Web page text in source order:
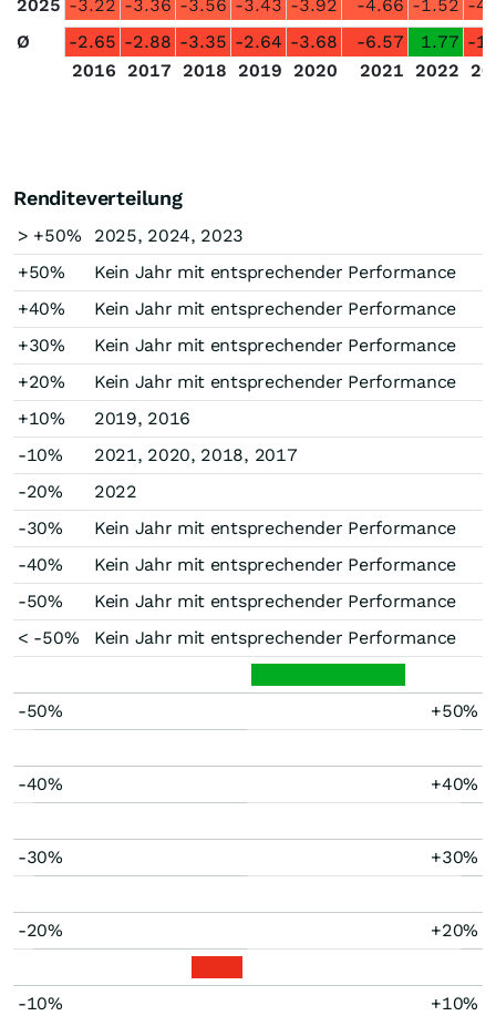
2025 -3.22 -3.36 -3.56 -3.43 -3.92 -4.66 -1.52 -
Ø
-2.65 -2.88 -3.35 -2.64 -3.68 -6.57 1.77 -
2016 2017 2018 2019 2020 2021 2022
Renditeverteilung
> +50%
2025, 2024, 2023
+50%
Kein Jahr mit entsprechender Performance
+40%
Kein Jahr mit entsprechender Performance
+30%
Kein Jahr mit entsprechender Performance
+20%
Kein Jahr mit entsprechender Performance
+10%
2019, 2016
-10%
2021, 2020, 2018, 2017
-20%
2022
-30%
Kein Jahr mit entsprechender Performance
-40%
Kein Jahr mit entsprechender Performance
-50%
Kein Jahr mit entsprechender Performance
< -50%
Kein Jahr mit entsprechender Performance
-50% +50%
-40% +40%
-30% +30%
-20% +20%
-10% +10%